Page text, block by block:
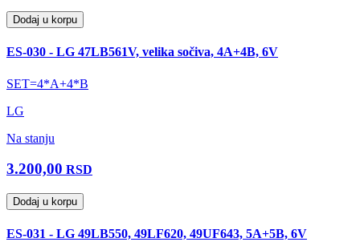
Dodaj u korpu
ES-030 - LG 47LB561V, velika sočiva, 4A+4B, 6V
SET=4*A+4*B
LG
Na stanju
3.200,00 RSD
Dodaj u korpu
ES-031 - LG 49LB550, 49LF620, 49UF643, 5A+5B, 6V